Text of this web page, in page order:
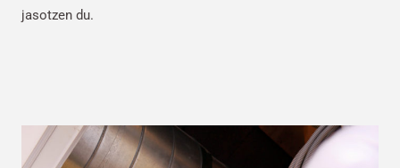
jasotzen du.